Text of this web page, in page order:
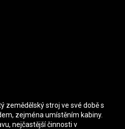
zemědělský stroj ve své době s
zejména umístěním kabiny.
nejčastější činnosti v